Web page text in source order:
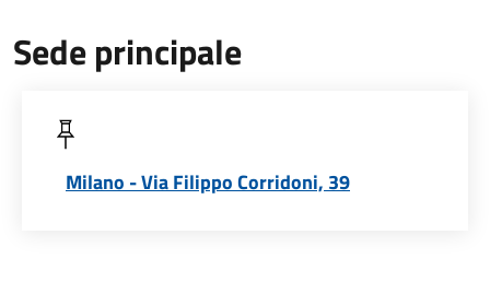
Sede principale
Milano - Via Filippo Corridoni, 39